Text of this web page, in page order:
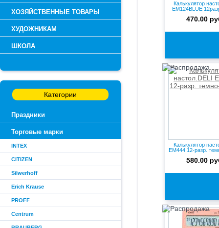
ХОЗЯЙСТВЕННЫЕ ТОВАРЫ
ХУДОЖНИКАМ
ШКОЛА
Категории
Праздники
Торговые марки
INTEX
CITIZEN
Silwerhoff
Erich Krause
PROFF
Centrum
Калькулятор
EM124BLUE
470.00
Калькулятор
EM444 12-разр.
580.00